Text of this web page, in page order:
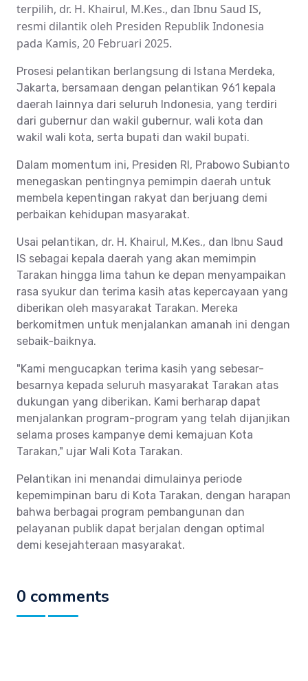
terpilih, dr. H. Khairul, M.Kes., dan Ibnu Saud IS,
resmi dilantik oleh Presiden Republik Indonesia
pada Kamis, 20 Februari 2025.
Prosesi pelantikan berlangsung di Istana Merdeka,
Jakarta, bersamaan dengan pelantikan 961 kepala
daerah lainnya dari seluruh Indonesia, yang terdiri
dari gubernur dan wakil gubernur, wali kota dan
wakil wali kota, serta bupati dan wakil bupati.
Dalam momentum ini, Presiden RI, Prabowo Subianto
menegaskan pentingnya pemimpin daerah untuk
membela kepentingan rakyat dan berjuang demi
perbaikan kehidupan masyarakat.
Usai pelantikan, dr. H. Khairul, M.Kes., dan Ibnu Saud
IS sebagai kepala daerah yang akan memimpin
Tarakan hingga lima tahun ke depan menyampaikan
rasa syukur dan terima kasih atas kepercayaan yang
diberikan oleh masyarakat Tarakan. Mereka
berkomitmen untuk menjalankan amanah ini dengan
sebaik-baiknya.
"Kami mengucapkan terima kasih yang sebesar-
besarnya kepada seluruh masyarakat Tarakan atas
dukungan yang diberikan. Kami berharap dapat
menjalankan program-program yang telah dijanjikan
selama proses kampanye demi kemajuan Kota
Tarakan," ujar Wali Kota Tarakan.
Pelantikan ini menandai dimulainya periode
kepemimpinan baru di Kota Tarakan, dengan harapan
bahwa berbagai program pembangunan dan
pelayanan publik dapat berjalan dengan optimal
demi kesejahteraan masyarakat.
0 comments